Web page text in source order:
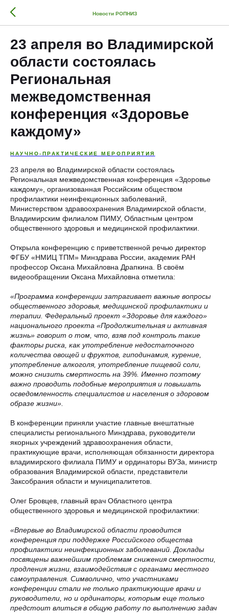
Новости РОПНИЗ
23 апреля во Владимирской
области состоялась
Региональная
межведомственная
конференция «Здоровье
каждому»
НАУЧНО-ПРАКТИЧЕСКИЕ МЕРОПРИЯТИЯ
23 апреля во Владимирской области состоялась
Региональная межведомственная конференция «Здоровье
каждому», организованная Российским обществом
профилактики неинфекционных заболеваний,
Министерством здравоохранения Владимирской области,
Владимирским филиалом ПИМУ, Областным центром
общественного здоровья и медицинской профилактики.
Открыла конференцию с приветственной речью директор
ФГБУ «НМИЦ ТПМ» Минздрава России, академик РАН
профессор Оксана Михайловна Драпкина. В своём
видеообращении Оксана Михайловна отметила:
«Программа конференции затрагивает важные вопросы
общественного здоровья, медицинской профилактики и
терапии. Федеральный проект «Здоровье для каждого»
национального проекта «Продолжительная и активная
жизнь» говорит о том, что, взяв под контроль такие
факторы риска, как употребление недостаточного
количества овощей и фруктов, гиподинамия, курение,
употребление алкоголя, употребление пищевой соли,
можно снизить смертность на 39%. Именно поэтому
важно проводить подобные мероприятия и повышать
осведомленность специалистов и населения о здоровом
образе жизни».
В конференции приняли участие главные внештатные
специалисты регионального Минздрава, руководители
якорных учреждений здравоохранения области,
практикующие врачи, исполняющая обязанности директора
владимирского филиала ПИМУ и ординаторы ВУЗа, министр
образования Владимирской области, представители
Заксобрания области и муниципалитетов.
Олег Бровцев, главный врач Областного центра
общественного здоровья и медицинской профилактики:
«Впервые во Владимирской области проводится
конференция при поддержке Российского общества
профилактики неинфекционных заболеваний. Доклады
посвящены важнейшим проблемам снижения смертности,
продления жизни, взаимодействия с органами местного
самоуправления. Символично, что участниками
конференции стали не только практикующие врачи и
руководители, но и ординаторы, которым еще только
предстоит влиться в общую работу по выполнению задач